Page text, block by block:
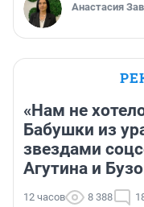
Анастасия
«Нам не
Бабушки из
звездами
Агутина и
12 часов 8 388